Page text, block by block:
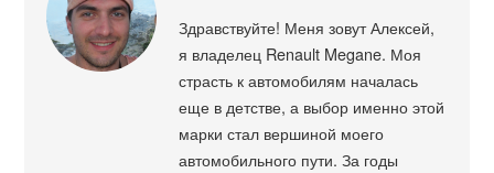
Здравствуйте! Меня зовут Алексей,
я владелец Renault Megane. Моя
страсть к автомобилям началась
еще в детстве, а выбор именно этой
марки стал вершиной моего
автомобильного пути. За годы